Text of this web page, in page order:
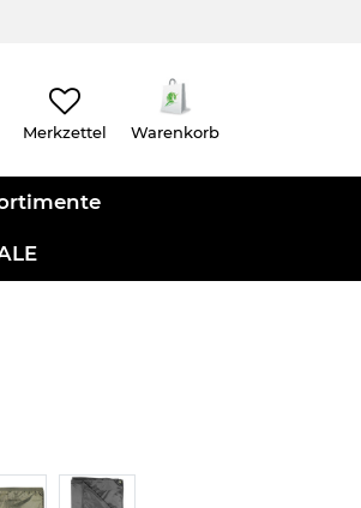
Merkzettel Warenkorb